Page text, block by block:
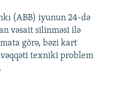
(ABB) iyunun 24-də
vəsait silinməsi ilə
görə, bəzi kart
texniki problem